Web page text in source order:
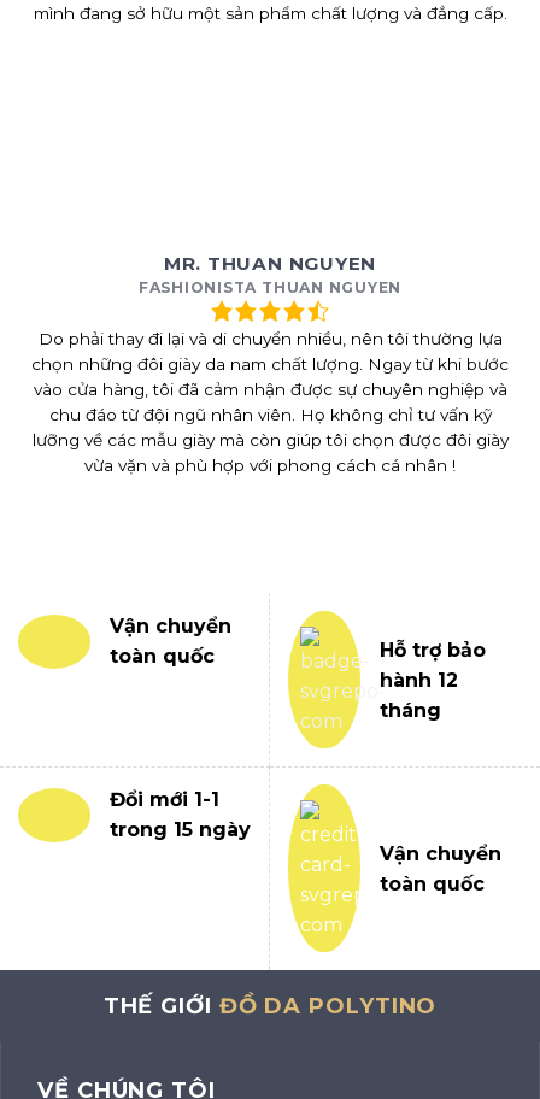
mình đang sở hữu một sản phẩm chất lượng và đẳng cấp.
MR. THUAN NGUYEN
FASHIONISTA THUAN NGUYEN
Do phải thay đi lại và di chuyển nhiều, nên tôi thường lựa
chọn những đôi giày da nam chất lượng. Ngay từ khi bước
vào cửa hàng, tôi đã cảm nhận được sự chuyên nghiệp và
chu đáo từ đội ngũ nhân viên. Họ không chỉ tư vấn kỹ
lưỡng về các mẫu giày mà còn giúp tôi chọn được đôi giày
vừa vặn và phù hợp với phong cách cá nhân !
Vận chuyển
toàn quốc
Hỗ trợ bảo
hành 12
tháng
Đổi mới 1-1
trong 15 ngày
Vận chuyển
toàn quốc
THẾ GIỚI ĐỒ DA POLYTINO
VỀ CHÚNG TÔI